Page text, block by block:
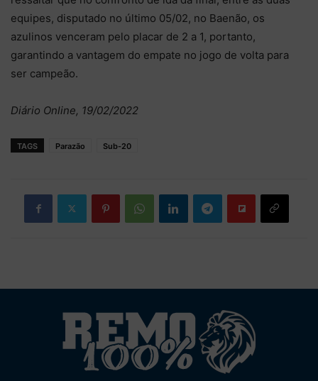
equipes, disputado no último 05/02, no Baenão, os
azulinos venceram pelo placar de 2 a 1, portanto,
garantindo a vantagem do empate no jogo de volta para
ser campeão.
Diário Online, 19/02/2022
TAGS Parazão Sub-20